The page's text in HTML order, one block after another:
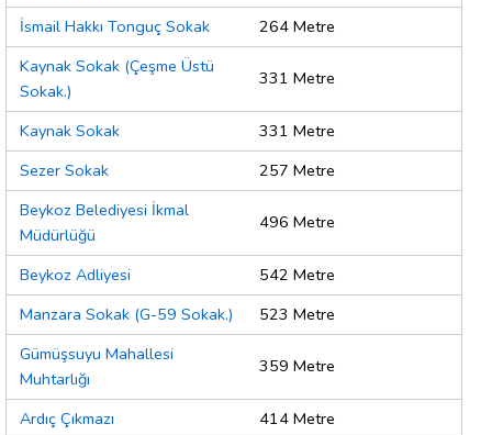
İsmail Hakkı Tonguç Sokak
264 Metre
Kaynak Sokak (Çeşme Üstü
Sokak.)
331 Metre
Kaynak Sokak
331 Metre
Sezer Sokak
257 Metre
Beykoz Belediyesi İkmal
Müdürlüğü
496 Metre
Beykoz Adliyesi
542 Metre
Manzara Sokak (G-59 Sokak.)
523 Metre
Gümüşsuyu Mahallesi
Muhtarlığı
359 Metre
Ardıç Çıkmazı
414 Metre